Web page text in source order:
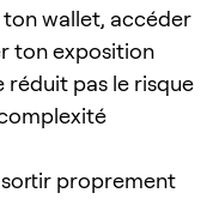
wallet, accéder
ton exposition
réduit pas le risque
proprement